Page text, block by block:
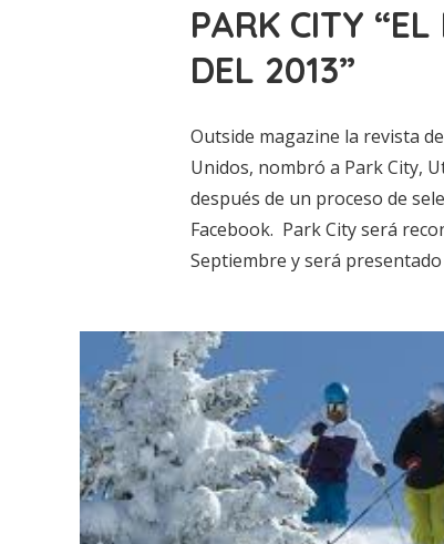
PARK CITY
DEL 2013”
Outside magazine la revista
Unidos, nombró a Park City,
después de un proceso de
Facebook. Park City será
Septiembre y será